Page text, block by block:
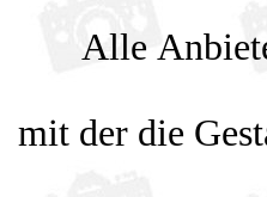
Alle
mit der die